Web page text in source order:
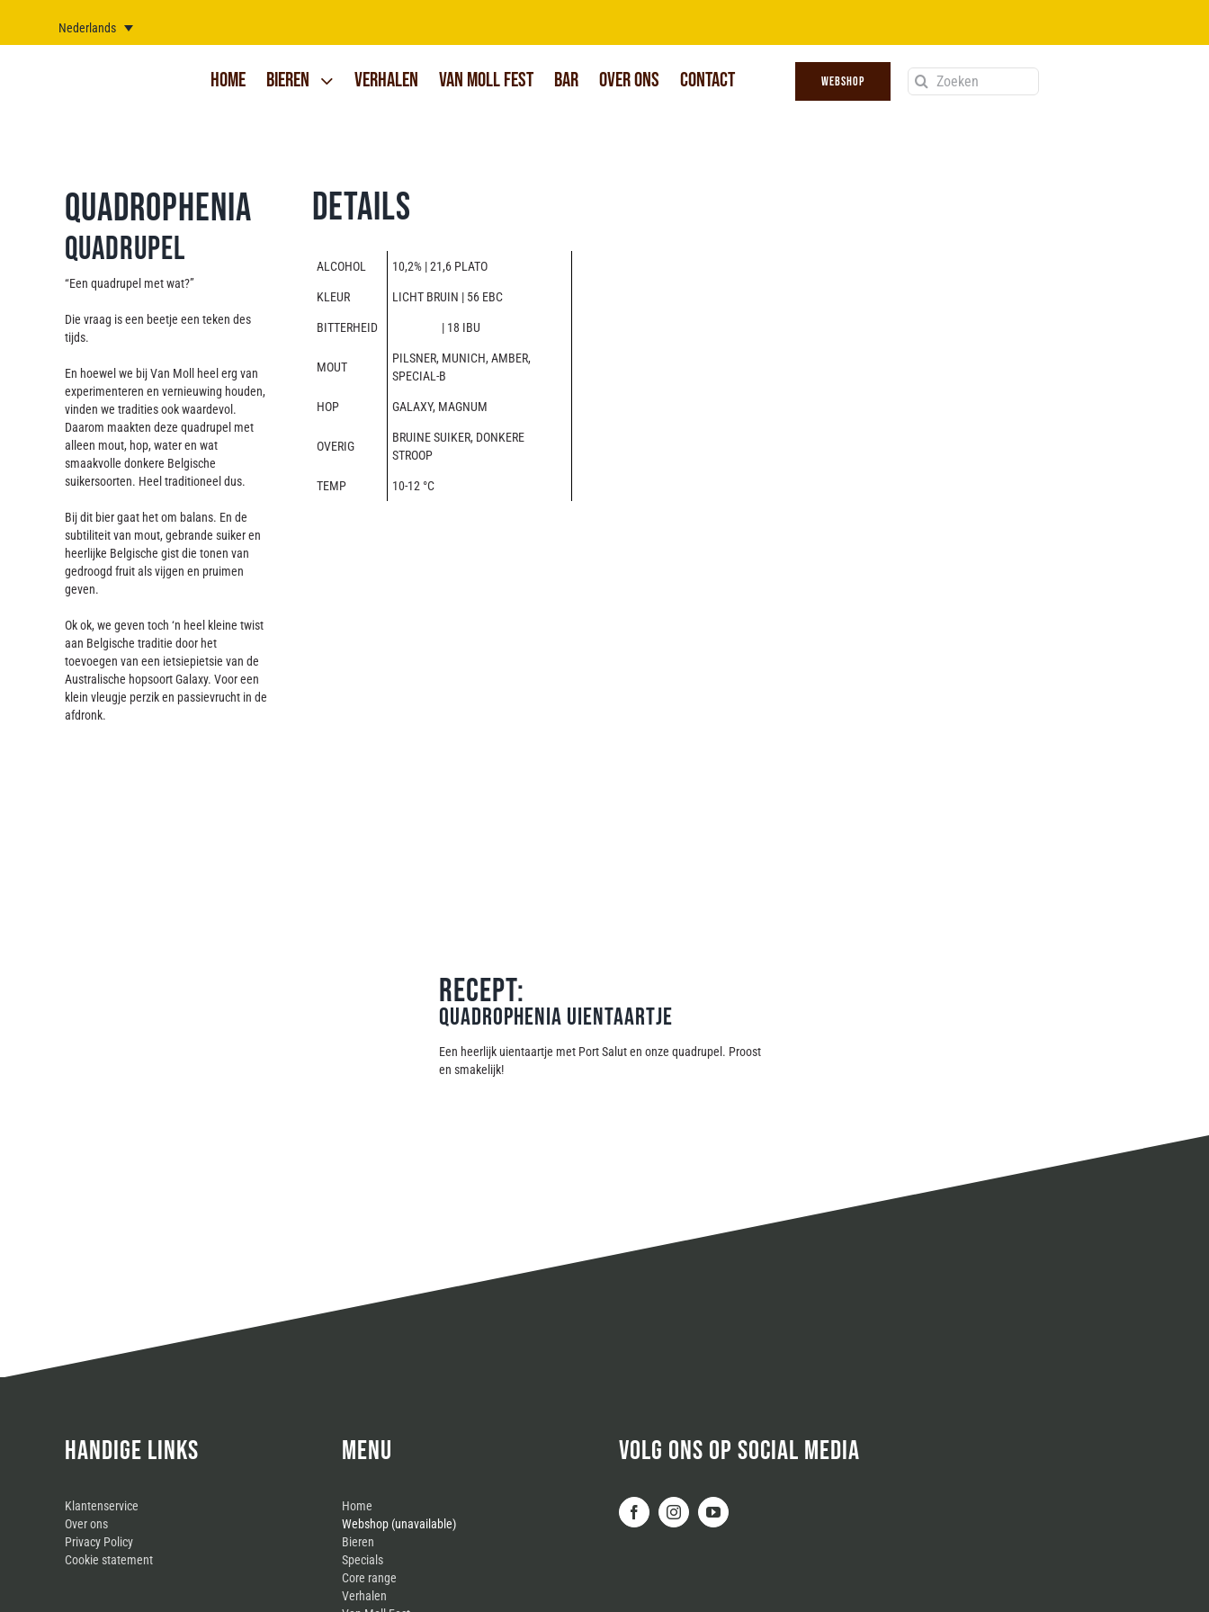
inhoud
Nederlands
Home Bieren Verhalen Van Moll Fest Bar Over Ons Contact WEBSHOP
Zoeken
naar:
Quadrophenia
Quadrupel
“Een quadrupel met wat?”
Die vraag is een beetje een teken des
tijds.
En hoewel we bij Van Moll heel erg van
experimenteren en vernieuwing houden,
vinden we tradities ook waardevol.
Daarom maakten deze quadrupel met
alleen mout, hop, water en wat
smaakvolle donkere Belgische
suikersoorten. Heel traditioneel dus.
Bij dit bier gaat het om balans. En de
subtiliteit van mout, gebrande suiker en
heerlijke Belgische gist die tonen van
gedroogd fruit als vijgen en pruimen
geven.
Ok ok, we geven toch ‘n heel kleine twist
aan Belgische traditie door het
toevoegen van een ietsiepietsie van de
Australische hopsoort Galaxy. Voor een
klein vleugje perzik en passievrucht in de
afdronk.
Details
ALCOHOL 10,2% | 21,6 PLATO
KLEUR LICHT BRUIN | 56 EBC
BITTERHEID | 18 IBU
MOUT
PILSNER, MUNICH, AMBER,
SPECIAL-B
HOP GALAXY, MAGNUM
OVERIG
BRUINE SUIKER, DONKERE
STROOP
TEMP 10-12 °C
RECEPT:
Quadrophenia uientaartje
Een heerlijk uientaartje met Port Salut en onze quadrupel. Proost
en smakelijk!
HANDIGE LINKS
Klantenservice
Over ons
Privacy Policy
Cookie statement
MENU
Home
Webshop (unavailable)
Bieren
Specials
Core range
Verhalen
VOLG ONS OP SOCIAL MEDIA